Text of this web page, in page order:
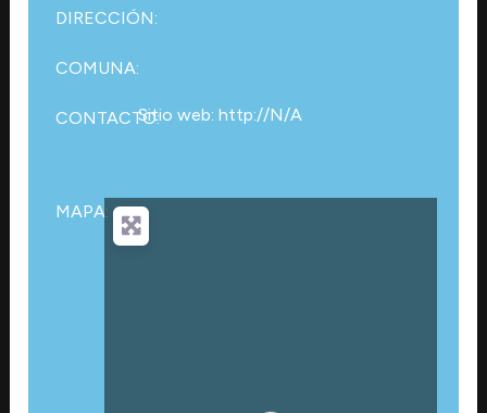
DIRECCIÓN:
COMUNA:
CONTACTO:Sitio web: http://N/A
MAPA: